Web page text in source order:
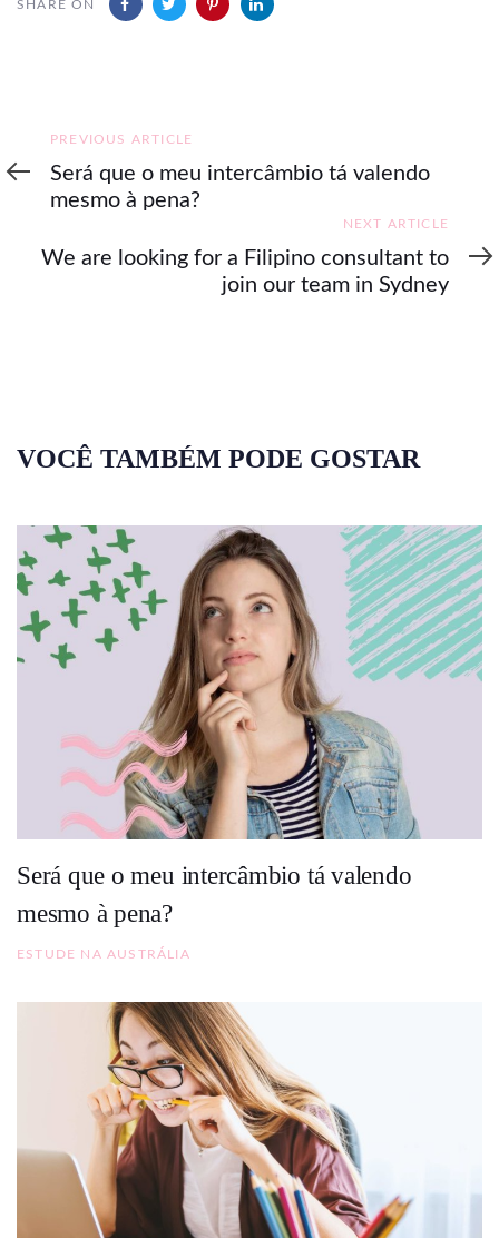
SHARE ON
Previous
Article
PREVIOUS ARTICLE
Será que o meu intercâmbio tá valendo
mesmo à pena?
Article
NEXT ARTICLE
We are looking for a Filipino consultant to
join our team in Sydney
VOCÊ TAMBÉM PODE GOSTAR
Será que o meu intercâmbio tá valendo
mesmo à pena?
ESTUDE NA AUSTRÁLIA